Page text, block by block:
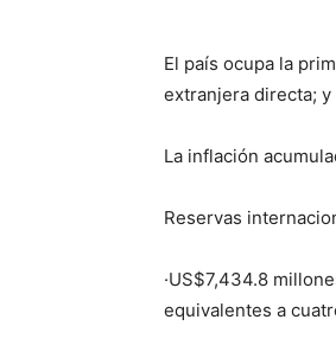
El país ocupa la
extranjera directa;
La inflación
Reservas
·US$7,434.8
equivalentes a